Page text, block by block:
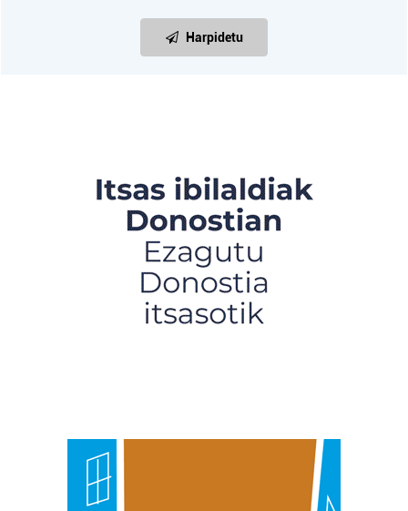
Harpidetu